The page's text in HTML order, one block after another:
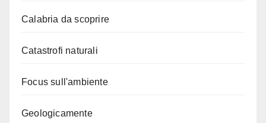
Calabria da scoprire
Catastrofi naturali
Focus sull'ambiente
Geologicamente